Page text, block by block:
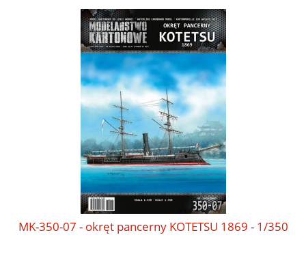
MK-350-07 - okręt pancerny KOTETSU 1869 - 1/350